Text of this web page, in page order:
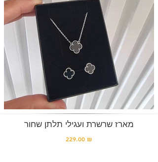
מארז שרשרת ועגילי תלתן שחור
229.00 ₪